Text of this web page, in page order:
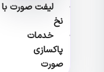
لیفت صورت با
نخ
خدمات
پاکسازی
صورت